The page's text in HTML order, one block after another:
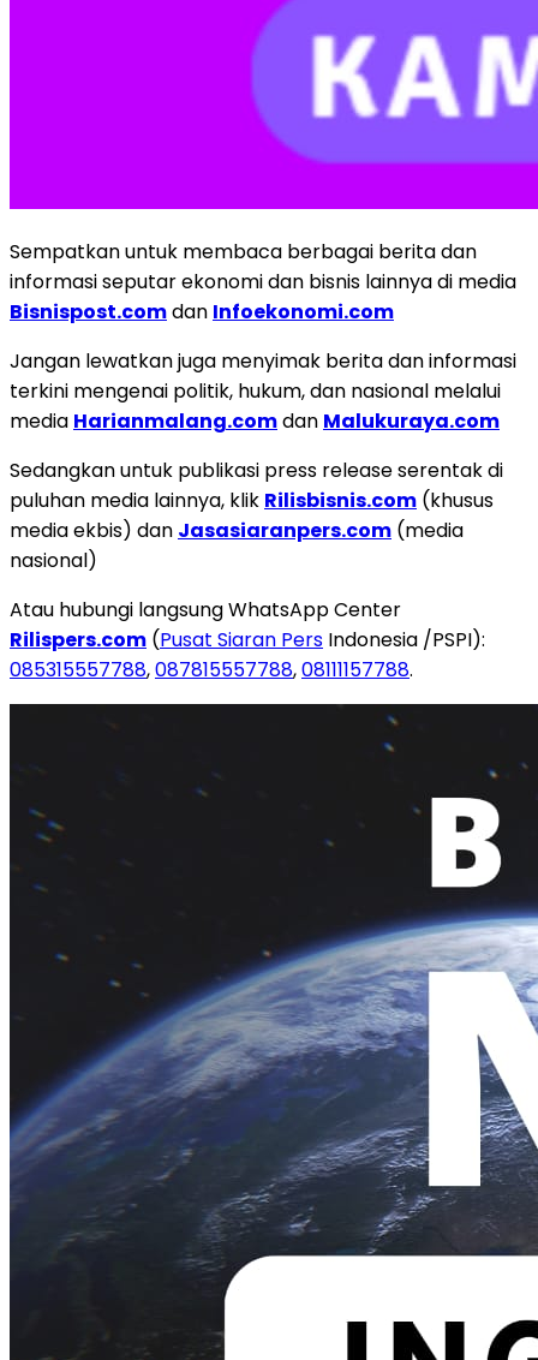
Sempatkan untuk membaca berbagai berita dan
informasi seputar ekonomi dan bisnis lainnya di media
Bisnispost.comdan Infoekonomi.com
Jangan lewatkan juga menyimak berita dan informasi
terkini mengenai politik, hukum, dan nasional melalui
media Harianmalang.comdan Malukuraya.com
Sedangkan untuk publikasi press release serentak di
puluhan media lainnya, klik Rilisbisnis.com (khusus
media ekbis) dan Jasasiaranpers.com (media
nasional)
Atau hubungi langsung WhatsApp Center
Rilispers.com (Pusat Siaran Pers Indonesia /PSPI):
085315557788,087815557788,08111157788.